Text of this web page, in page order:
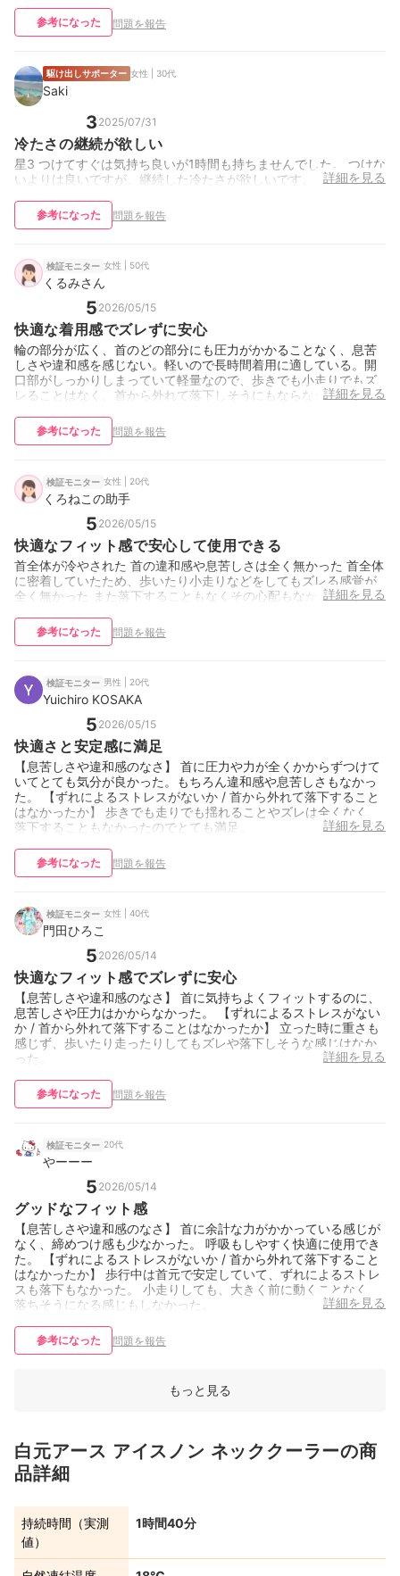
参考になった 問題を報告
駆け出しサポーター 女性 | 30代
Saki
3 2025/07/31
冷たさの継続が欲しい
星3 つけてすぐは気持ち良いが1時間も持ちませんでした。 つけな
いよりは良いですが、継続した冷たさが欲しいです。
詳細を見る
参考になった 問題を報告
検証モニター 女性 | 50代
くるみさん
5 2026/05/15
快適な着用感でズレずに安心
輪の部分が広く、首のどの部分にも圧力がかかることなく、息苦
しさや違和感を感じない。軽いので長時間着用に適している。開
口部がしっかりしまっていて軽量なので、歩きでも小走りでもズ
レることはなく、首から外れて落下しそうにもならなかった。
詳細を見る
参考になった 問題を報告
検証モニター 女性 | 20代
くろねこの助手
5 2026/05/15
快適なフィット感で安心して使用できる
首全体が冷やされた 首の違和感や息苦しさは全く無かった 首全体
に密着していたため、歩いたり小走りなどをしてもズレる感覚が
全く無かった また落下することもなくその心配もなかった詳細を見る
参考になった 問題を報告
検証モニター 男性 | 20代
Yuichiro KOSAKA
5 2026/05/15
快適さと安定感に満足
【息苦しさや違和感のなさ】 首に圧力や力が全くかからずつけて
いてとても気分が良かった。もちろん違和感や息苦しさもなかっ
た。 【ずれによるストレスがないか / 首から外れて落下すること
はなかったか】 歩きでも走りでも揺れることやズレは全くなく、
落下することもなかったのでとても満足。
詳細を見る
参考になった 問題を報告
検証モニター 女性 | 40代
門田ひろこ
5 2026/05/14
快適なフィット感でズレずに安心
【息苦しさや違和感のなさ】 首に気持ちよくフィットするのに、
息苦しさや圧力はかからなかった。 【ずれによるストレスがない
か / 首から外れて落下することはなかったか】 立った時に重さも
感じず、歩いたり走ったりしてもズレや落下しそうな感じはなか
った。
詳細を見る
参考になった 問題を報告
検証モニター 20代
やーーー
5 2026/05/14
グッドなフィット感
【息苦しさや違和感のなさ】 首に余計な力がかかっている感じが
なく、締めつけ感も少なかった。 呼吸もしやすく快適に使用でき
た。 【ずれによるストレスがないか / 首から外れて落下すること
はなかったか】 歩行中は首元で安定していて、ずれによるストレ
スも落下もなかった。 小走りしても、大きく前に動くことなく、
落ちそうになる感じもしなかった。
詳細を見る
参考になった 問題を報告
もっと見る
白元アース アイスノン ネッククーラーの商
品詳細
持続時間（実測
値）
1時間40分